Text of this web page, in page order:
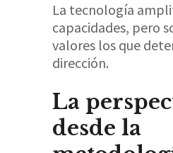
La tecnología
capacidades, pero
valores los que
dirección.
La
desde la